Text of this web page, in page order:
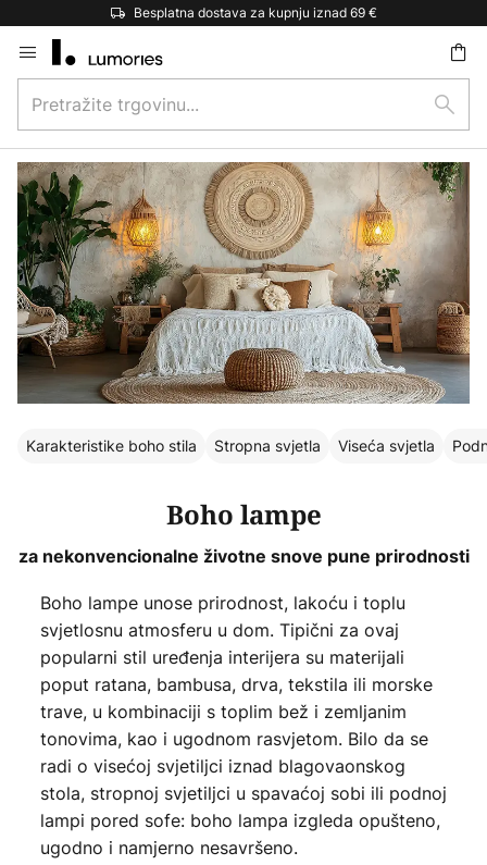
Besplatna dostava za kupnju iznad 69 €
to
Content
trgovinu...
traži
Karakteristike boho stila Stropna svjetla Viseća svjetla
Boho lampe
za nekonvencionalne životne snove pune prirodnosti
Boho lampe unose prirodnost, lakoću i toplu
svjetlosnu atmosferu u dom. Tipični za ovaj
popularni stil uređenja interijera su materijali
poput ratana, bambusa, drva, tekstila ili morske
trave, u kombinaciji s toplim bež i zemljanim
tonovima, kao i ugodnom rasvjetom. Bilo da se
radi o visećoj svjetiljci iznad blagovaonskog
stola, stropnoj svjetiljci u spavaćoj sobi ili podnoj
lampi pored sofe: boho lampa izgleda opušteno,
ugodno i namjerno nesavršeno.